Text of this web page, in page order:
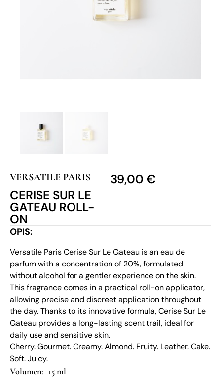
VERSATILE PARIS
CERISE SUR LE
GATEAU ROLL-
ON
39,00 €
OPIS:
Versatile Paris Cerise Sur Le Gateau is an eau de
parfum with a concentration of 20%, formulated
without alcohol for a gentler experience on the skin.
This fragrance comes in a practical roll-on applicator,
allowing precise and discreet application throughout
the day. Thanks to its innovative formula, Cerise Sur Le
Gateau provides a long-lasting scent trail, ideal for
daily use and sensitive skin.
Cherry. Gourmet. Creamy. Almond. Fruity. Leather. Cake.
Soft. Juicy.
15 ml